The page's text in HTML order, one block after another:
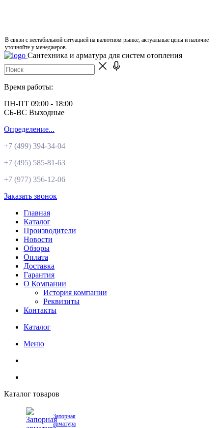
В связи с нестабильной ситуацией на валютном рынке, актуальные цены и наличие
уточняйте у менеджеров.
Сантехника и арматура для систем отопления
Время работы:
ПН-ПТ 09:00 - 18:00
СБ-ВС Выходные
Определение...
+7 (499) 394-34-04
+7 (495) 585-81-63
+7 (977) 356-12-06
Заказать звонок
Главная
Каталог
Производители
Новости
Обзоры
Оплата
Доставка
Гарантия
О Компании
История компании
Реквизиты
Контакты
Каталог
Меню
Каталог товаров
Запорная
арматура